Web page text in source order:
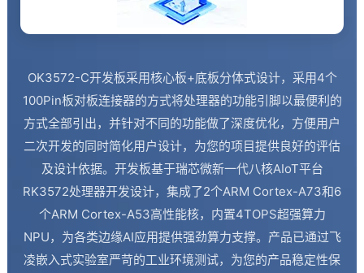
OK3572-C开发板采用核心板+底板分体式设计，采用4个
100Pin板对板连接器的方式将处理器的功能引脚以最便利的
方式全部引出，并针对不同的功能做了深度优化，方便用户
二次开发的同时简化用户设计，为您的项目提供良好的评估
及设计依据。开发板基于瑞芯微新一代八核AIoT平台
RK3572处理器开发设计，集成了2个ARM Cortex-A73和6
个ARM Cortex-A53高性能核，内置4TOPS超强算力
NPU，为各类边缘AI应用提供强劲算力支撑。产品已通过飞
凌嵌入式实验室严苛的工业环境测试，为您的产品稳定性保